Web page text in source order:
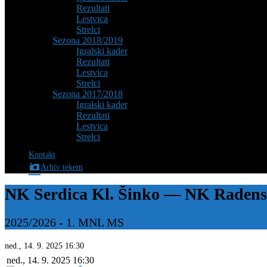
Rezultati
Lestvica
Strelci
Sezona 2018/2019
Igralski kader
Rezultati
Lestvica
Strelci
Sezona 2017/2018
Igralski kader
Rezultati
Lestvica
Strelci
Kontakt
Arhiv tekem
NK Serdica Kl. Šinko — NK
2025/2026 - 1. MNL MS
ned., 14. 9. 2025 16:30
ned., 14. 9. 2025 16:30